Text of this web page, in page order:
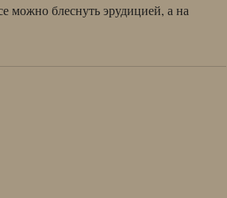
можно блеснуть эрудицией, а на